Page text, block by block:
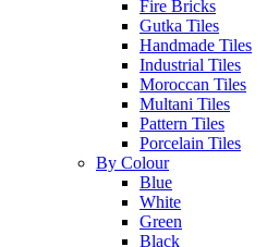
Fire Bricks
Gutka Tiles
Handmade Tiles
Industrial Tiles
Moroccan Tiles
Multani Tiles
Pattern Tiles
Porcelain Tiles
By Colour
Blue
White
Green
Black